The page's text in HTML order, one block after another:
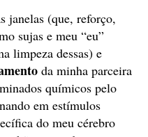
janelas (que, reforço,
sujas e meu “eu”
limpeza dessas) e
da minha parceira
químicos pelo
em estímulos
do meu cérebro